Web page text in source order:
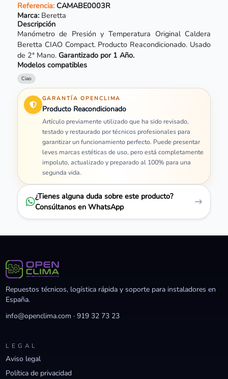
Referencia:CAMABE0003R
Marca: Beretta
Descripción
Manómetro de Presión y Temperatura Original Caldera
Beretta CIAO Compact. Producto Reacondicionado. Usado
de 2ª Mano. Garantizado por 1 Año.
Modelos compatibles
Ciao
GARANTÍA OPENCLIMA
Producto Reacondicionado
Artículo previamente utilizado que ha sido revisado,
testado y restaurado por técnicos profesionales para
garantizar un funcionamiento perfecto. Puede presentar
leves marcas estéticas de uso, pero está completamente
impoluto, actualizado y preparado al 100% para una
segunda vida.
¿Tienes alguna duda sobre este producto?
Consúltanos en WhatsApp
Repuestos técnicos, logística rápida y soporte para instaladores en
España.
info@openclima.com ·919 32 73 23
LEGAL
Aviso legal
Política de privacidad